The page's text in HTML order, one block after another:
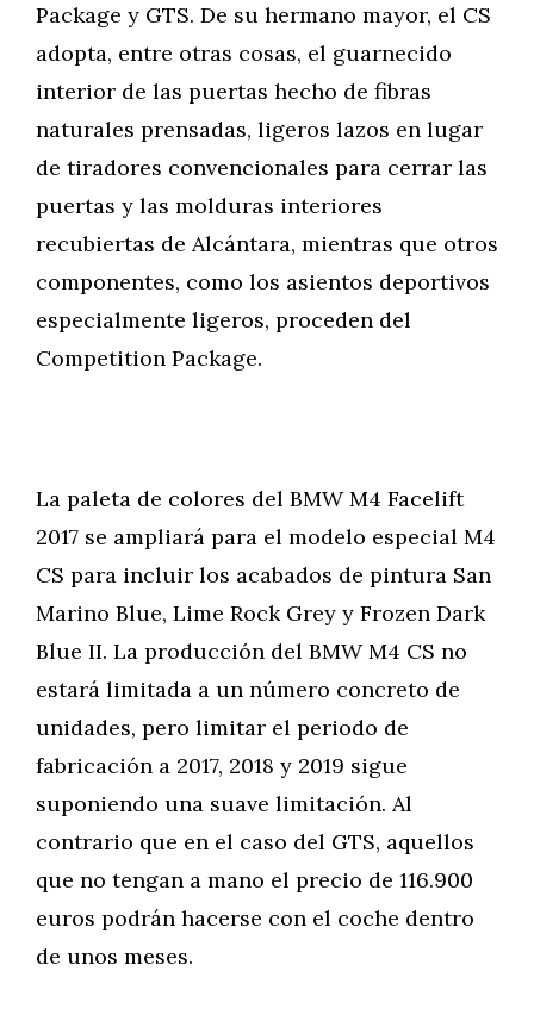
Package y GTS. De su hermano mayor, el CS
adopta, entre otras cosas, el guarnecido
interior de las puertas hecho de fibras
naturales prensadas, ligeros lazos en lugar
de tiradores convencionales para cerrar las
puertas y las molduras interiores
recubiertas de Alcántara, mientras que otros
componentes, como los asientos deportivos
especialmente ligeros, proceden del
Competition Package.
La paleta de colores del BMW M4 Facelift
2017 se ampliará para el modelo especial M4
CS para incluir los acabados de pintura San
Marino Blue, Lime Rock Grey y Frozen Dark
Blue II. La producción del BMW M4 CS no
estará limitada a un número concreto de
unidades, pero limitar el periodo de
fabricación a 2017, 2018 y 2019 sigue
suponiendo una suave limitación. Al
contrario que en el caso del GTS, aquellos
que no tengan a mano el precio de 116.900
euros podrán hacerse con el coche dentro
de unos meses.